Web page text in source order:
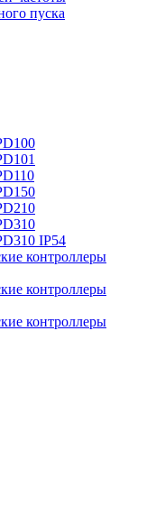
пуска
IP54
контроллеры
контроллеры
контроллеры